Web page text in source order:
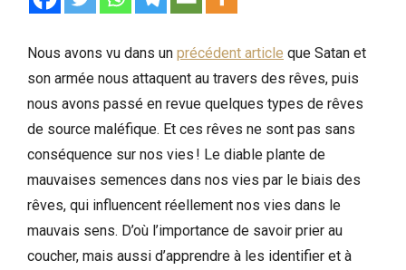
Nous avons vu dans un précédent article que Satan et
son armée nous attaquent au travers des rêves, puis
nous avons passé en revue quelques types de rêves
de source maléfique. Et ces rêves ne sont pas sans
conséquence sur nos vies ! Le diable plante de
mauvaises semences dans nos vies par le biais des
rêves, qui influencent réellement nos vies dans le
mauvais sens. D’où l’importance de savoir prier au
coucher, mais aussi d’apprendre à les identifier et à